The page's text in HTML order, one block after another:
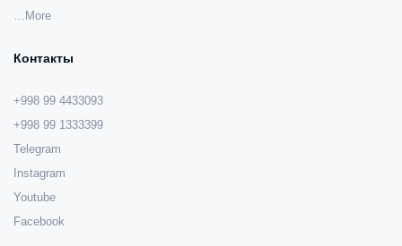
…More
Контакты
+998 99 4433093
+998 99 1333399
Telegram
Instagram
Youtube
Facebook